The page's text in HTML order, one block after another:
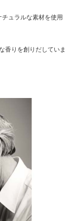
ュラルな素材を使用
香りを創りだしていま